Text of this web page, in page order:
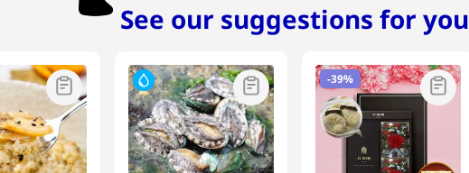
See our suggestions for you
-39%